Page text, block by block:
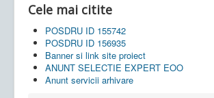
Cele mai citite
POSDRU ID 155742
POSDRU ID 156935
Banner si link site proiect
ANUNT SELECTIE EXPERT EOO
Anunt servicii arhivare